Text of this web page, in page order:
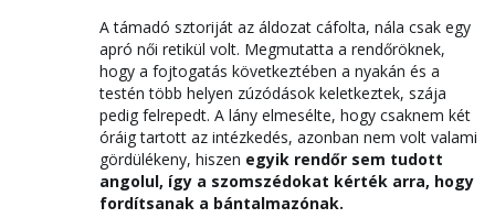
A támadó sztoriját az áldozat cáfolta, nála csak egy
apró női retikül volt. Megmutatta a rendőröknek,
hogy a fojtogatás következtében a nyakán és a
testén több helyen zúzódások keletkeztek, szája
pedig felrepedt. A lány elmesélte, hogy csaknem két
óráig tartott az intézkedés, azonban nem volt valami
gördülékeny, hiszen egyik rendőr sem tudott
angolul, így a szomszédokat kérték arra, hogy
fordítsanak a bántalmazónak.